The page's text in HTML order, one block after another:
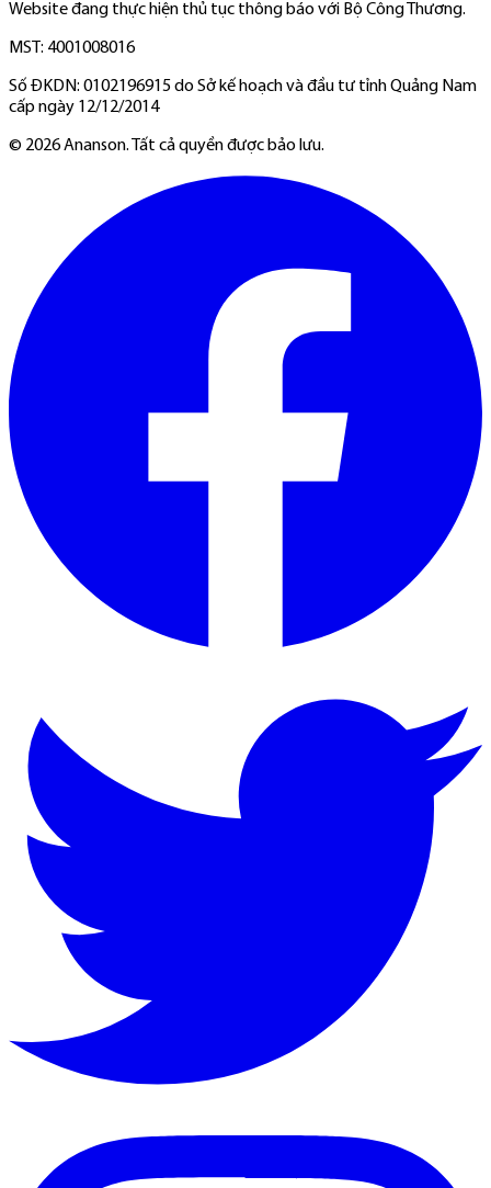
Website đang thực hiện thủ tục thông báo với Bộ Công Thương.
MST: 4001008016
Số ĐKDN: 0102196915 do Sở kế hoạch và đầu tư tỉnh Quảng Nam
cấp ngày 12/12/2014
© 2026Ananson. Tất cả quyền được bảo lưu.